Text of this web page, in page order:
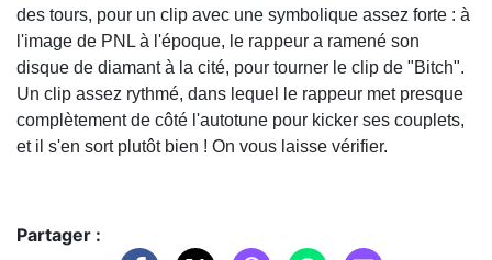
des tours, pour un clip avec une symbolique assez forte : à
l'image de PNL à l'époque, le rappeur a ramené son
disque de diamant à la cité, pour tourner le clip de "Bitch".
Un clip assez rythmé, dans lequel le rappeur met presque
complètement de côté l'autotune pour kicker ses couplets,
et il s'en sort plutôt bien ! On vous laisse vérifier.
Partager :